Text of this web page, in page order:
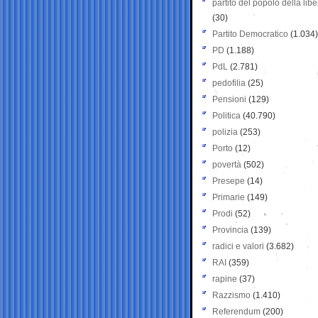
partito del popolo della
(30)
Partito Democratico (1.034)
PD (1.188)
PdL (2.781)
pedofilia (25)
Pensioni (129)
Politica (40.790)
polizia (253)
Porto (12)
povertà (502)
Presepe (14)
Primarie (149)
Prodi (52)
Provincia (139)
radici e valori (3.682)
RAI (359)
rapine (37)
Razzismo (1.410)
Referendum (200)